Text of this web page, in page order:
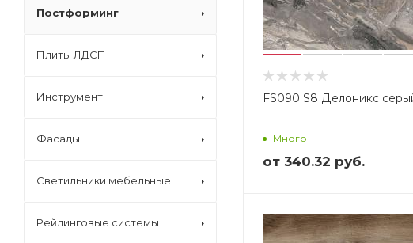
FS090 S8 Делоникс
Много
от 340.32 руб.
Постформинг
Плиты ЛДСП
Инструмент
Фасады
Светильники мебельные
Рейлинговые системы